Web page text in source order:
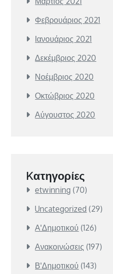
Φεβρουάριος 2021
Ιανουάριος 2021
Δεκέμβριος 2020
Νοέμβριος 2020
Οκτώβριος 2020
Αύγουστος 2020
Kατηγορίες
etwinning (70)
Uncategorized (29)
Α'Δημοτικού (126)
Ανακοινώσεις (197)
Β'Δημοτικού (143)